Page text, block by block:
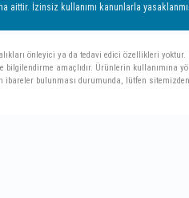
aittir. İzinsiz kullanımı kanunlarla
önleyici ya da tedavi edici özellikleri yoktur.
amaçlıdır. Ürünlerin kullanımına
ibareler bulunması durumunda, lütfen